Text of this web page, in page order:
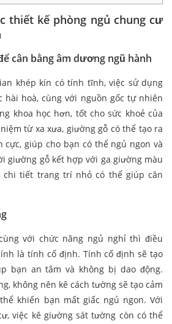
thiết kế phòng ngủ chung cư
cân bằng âm dương ngũ hành
khép kín có tính tĩnh, việc sử dụng
hài hoà, cùng với nguồn gốc tự nhiên
khoa học hơn, tốt cho sức khoẻ của
từ xa xưa, giường gỗ có thể tạo ra
giúp cho bạn có thể ngủ ngon và
giường gỗ kết hợp với ga giường màu
chi tiết trang trí nhỏ có thể giúp căn
với chức năng ngủ nghỉ thì điều
là tính cố định. Tính cố định sẽ tạo
bạn an tâm và không bị dao động.
không nên kê cách tường sẽ tạo cảm
khiến bạn mất giấc ngủ ngon. Với
việc kê giường sát tường còn có thể